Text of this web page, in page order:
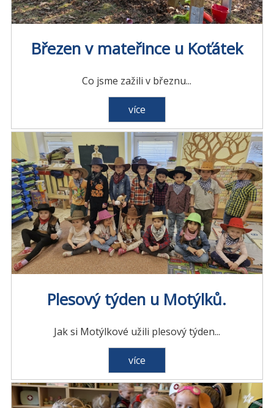
Březen v mateřince u Koťátek
Co jsme zažili v březnu...
více
Plesový týden u Motýlků.
Jak si Motýlkové užili plesový týden...
více